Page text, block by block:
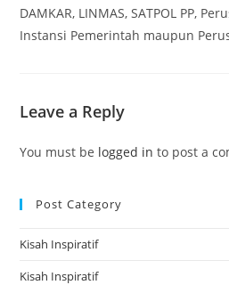
DAMKAR, LINMAS, SATPOL PP,
Instansi Pemerintah maupun
Leave a Reply
You must be logged in to post a
Post Category
Kisah Inspiratif
Kisah Inspiratif